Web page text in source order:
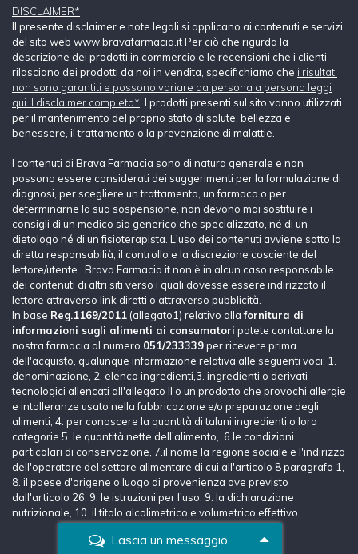
Lascia un messaggio
DISCLAIMER*
Il presente disclaimer e note legali si applicano ai contenuti e servizi
del sito web www.bravafarmacia.it Per ciò che rigurda la
descrizione dei prodotti in commercio e le recensioni che i clienti
rilasciano dei prodotti da noi in vendita, specifichiamo che i risultati
non sono garantiti e possono variare da persona a persona leggi
qui il disclaimer completo* . I prodotti presenti sul sito vanno utilizzati
per il mantenimento del proprio stato di salute, bellezza e
benessere, il trattamento o la prevenzione di malattie.
I contenuti di Brava Farmacia sono di natura generale e non
possono essere considerati dei suggerimenti per la formulazione di
diagnosi, per scegliere un trattamento, un farmaco o per
determinarne la sua sospensione, non devono mai sostituire i
consigli di un medico sia generico che specializzato, né di un
dietologo né di un fisioterapista. L'uso dei contenuti avviene sotto la
diretta responsabilià, il controllo e la discrezione cosciente del
lettore/utente. Brava Farmacia.it non è in alcun caso responsabile
dei contenuti di altri siti verso i quali dovesse essere indirizzato il
lettore attraverso link diretti o attraverso pubblicità.
In base Reg.1169/2011 (allegato1) relativo allafornitura di
informazioni sugli alimenti ai consumatori potete contattare la
nostra farmacia al numero 051/233339per ricevere prima
dell'acquisto, qualunque informazione relativa alle seguenti voci: 1.
denominazione, 2. elenco ingredienti,3. ingredienti o derivati
tecnologici allencati all'allegato II o un prodotto che provochi allergie
e intolleranze usato nella fabbricazione e/o preparazione degli
alimenti, 4. per conoscere la quantità di taluni ingredienti o loro
categorie 5. le quantità nette dell'alimento, 6.le condizioni
particolari di conservazione, 7.il nome la regione sociale e l'indirizzo
dell'operatore del settore alimentare di cui all'articolo 8 paragrafo 1,
8. il paese d'origene o luogo di provenienza ove previsto
dall'articolo 26, 9. le istruzioni per l'uso, 9. la dichiarazione
nutrizionale, 10. il titolo alcolimetrico e volumetrico effettivo.